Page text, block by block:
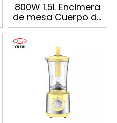
800W 1.5L Encimera
de mesa Cuerpo de
acero inoxidable de
2 velocidades 6
cuchillas Batidos
eléctricos de vidrio
Batidos Trituración
de hielo Exprimidor
Molienda
Procesador de
alimentos Licuadora
doméstica